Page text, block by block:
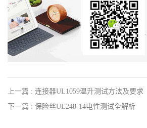
上一篇 : 连接器UL1059温升测试方法及要求
下一篇 : 保险丝UL248-14电性测试全解析